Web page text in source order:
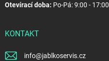
Otevírací doba: Po-Pá: 9:00 - 17:00
KONTAKT
info@jablkoservis.cz